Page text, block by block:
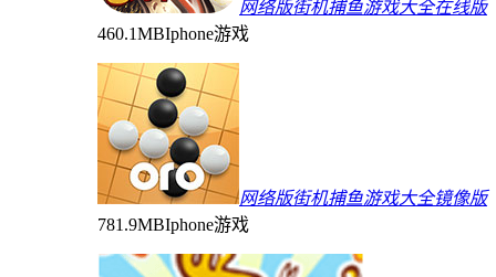
网络版街机捕鱼游戏大全在线版
460.1MBIphone游戏
网络版街机捕鱼游戏大全镜像版
781.9MBIphone游戏